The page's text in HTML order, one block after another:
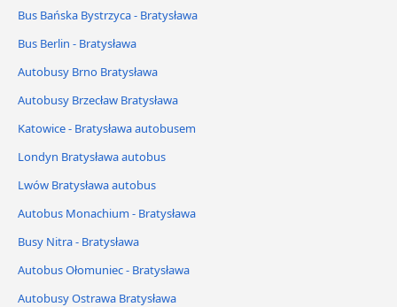
Bus Bańska Bystrzyca - Bratysława
Bus Berlin - Bratysława
Autobusy Brno Bratysława
Autobusy Brzecław Bratysława
Katowice - Bratysława autobusem
Londyn Bratysława autobus
Lwów Bratysława autobus
Autobus Monachium - Bratysława
Busy Nitra - Bratysława
Autobus Ołomuniec - Bratysława
Autobusy Ostrawa Bratysława